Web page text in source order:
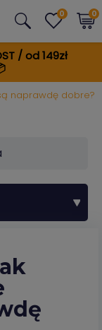
/ od 149zł
0 0
naprawdę dobre?